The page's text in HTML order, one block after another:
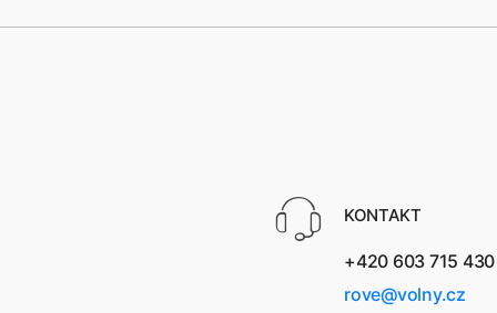
KONTAKT
+420 603 715 430
rove@volny.cz